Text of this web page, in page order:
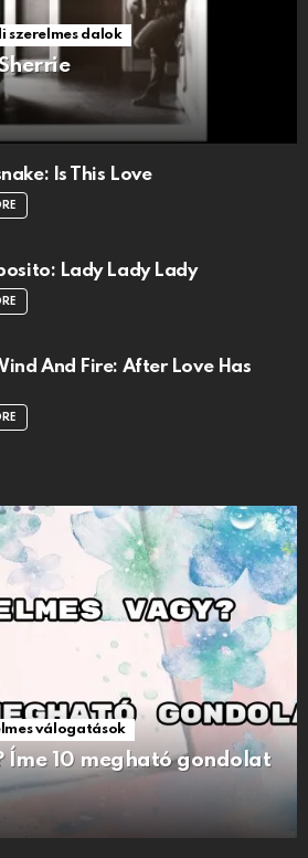
szerelmes dalok
Is This Love
Lady Lady Lady
And Fire: After Love Has
válogatások
Íme 10 megható gondolat